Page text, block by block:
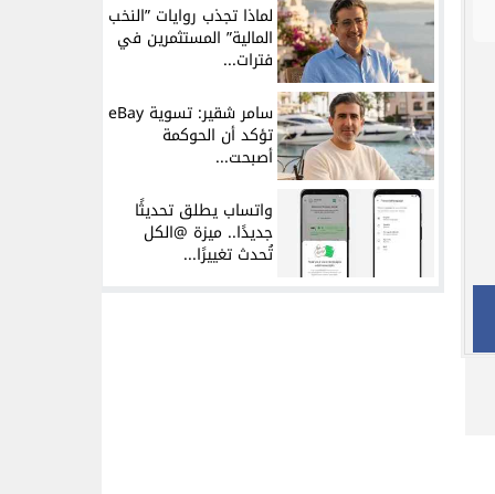
لماذا تجذب روايات ”النخب
المالية” المستثمرين في
فترات...
سامر شقير: تسوية eBay
تؤكد أن الحوكمة
أصبحت...
واتساب يطلق تحديثًا
جديدًا.. ميزة @الكل
تُحدث تغييرًا...